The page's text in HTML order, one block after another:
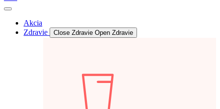
Akcia
Zdravie
Close Zdravie Open Zdravie